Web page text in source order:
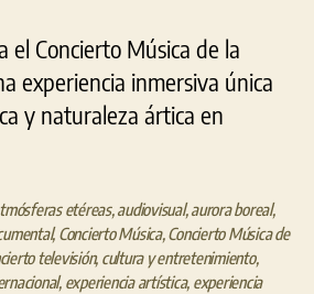
el Concierto Música de la
experiencia inmersiva única
y naturaleza ártica en
etéreas, audiovisual,aurora boreal,
,Concierto Música, Concierto Música de
televisión, cultura y entretenimiento,
, experiencia artística, experiencia